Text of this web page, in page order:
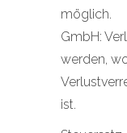
möglich.
GmbH:
werden,
ist.